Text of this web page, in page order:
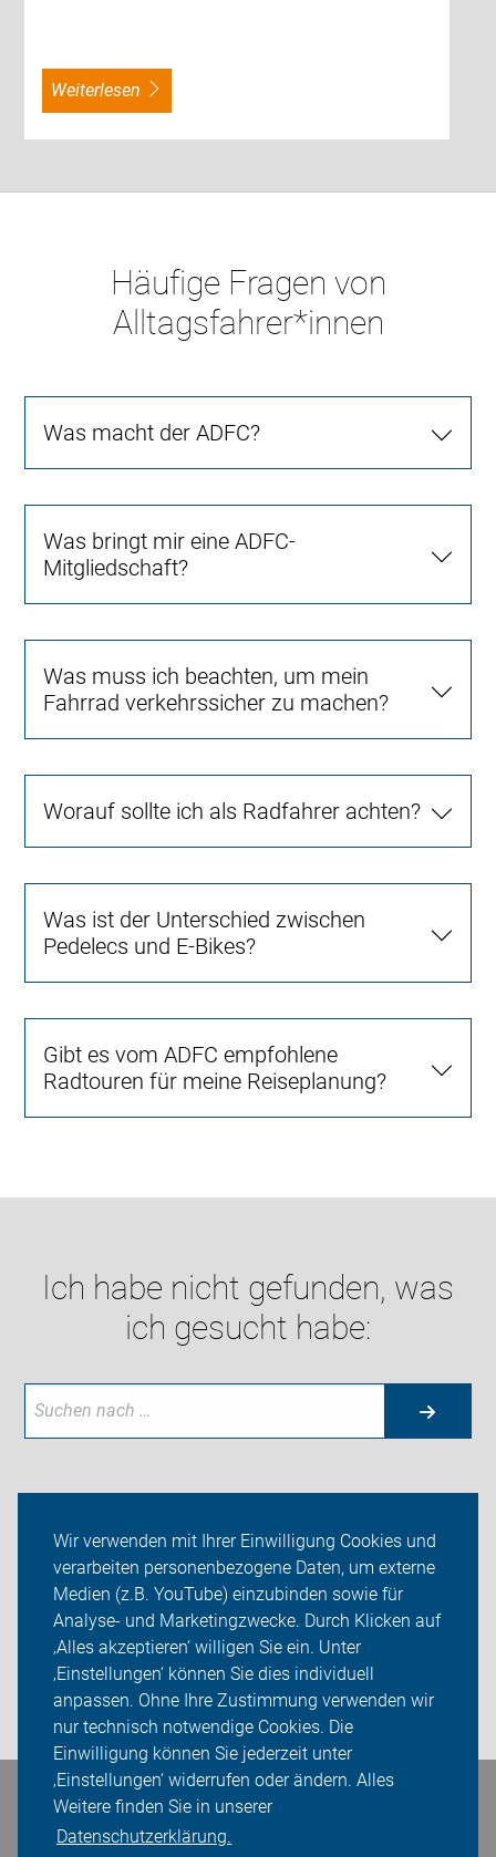
Wir verwenden mit Ihrer Einwilligung Cookies und
verarbeiten personenbezogene Daten, um externe
Medien (z.B. YouTube) einzubinden sowie für
Analyse- und Marketingzwecke. Durch Klicken auf
‚Alles akzeptieren‘ willigen Sie ein. Unter
‚Einstellungen‘ können Sie dies individuell
anpassen. Ohne Ihre Zustimmung verwenden wir
nur technisch notwendige Cookies. Die
Einwilligung können Sie jederzeit unter
‚Einstellungen‘ widerrufen oder ändern. Alles
Weitere finden Sie in unserer
Datenschutzerklärung.
weiterlesen
Häufige Fragen von
Alltagsfahrer*innen
Was macht der ADFC?
Was bringt mir eine ADFC-
Mitgliedschaft?
Was muss ich beachten, um mein
Fahrrad verkehrssicher zu machen?
Worauf sollte ich als Radfahrer achten?
Was ist der Unterschied zwischen
Pedelecs und E-Bikes?
Gibt es vom ADFC empfohlene
Radtouren für meine Reiseplanung?
Ich habe nicht gefunden, was
ich gesucht habe:
Themen
ADFC Oranienburg
Sei dabei
Login
Bleiben Sie in Kontakt